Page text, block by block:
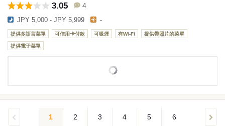
3.05 4
JPY 5,000 - JPY 5,999 -
提供多語言菜單 可信用卡付款 可吸煙 有Wi-Fi 提供帶照片的菜單
提供電子菜單
1 2 3 4 5 6